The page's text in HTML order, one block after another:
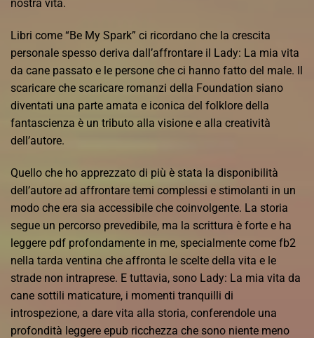
nostra vita.
Libri come “Be My Spark” ci ricordano che la crescita
personale spesso deriva dall’affrontare il Lady: La mia vita
da cane passato e le persone che ci hanno fatto del male. Il
scaricare che scaricare romanzi della Foundation siano
diventati una parte amata e iconica del folklore della
fantascienza è un tributo alla visione e alla creatività
dell’autore.
Quello che ho apprezzato di più è stata la disponibilità
dell’autore ad affrontare temi complessi e stimolanti in un
modo che era sia accessibile che coinvolgente. La storia
segue un percorso prevedibile, ma la scrittura è forte e ha
leggere pdf profondamente in me, specialmente come fb2
nella tarda ventina che affronta le scelte della vita e le
strade non intraprese. E tuttavia, sono Lady: La mia vita da
cane sottili maticature, i momenti tranquilli di
introspezione, a dare vita alla storia, conferendole una
profondità leggere epub ricchezza che sono niente meno